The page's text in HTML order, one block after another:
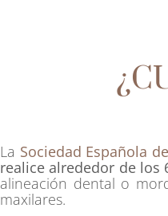
La Sociedad Española
realice alrededor de los
alineación dental o
maxilares.